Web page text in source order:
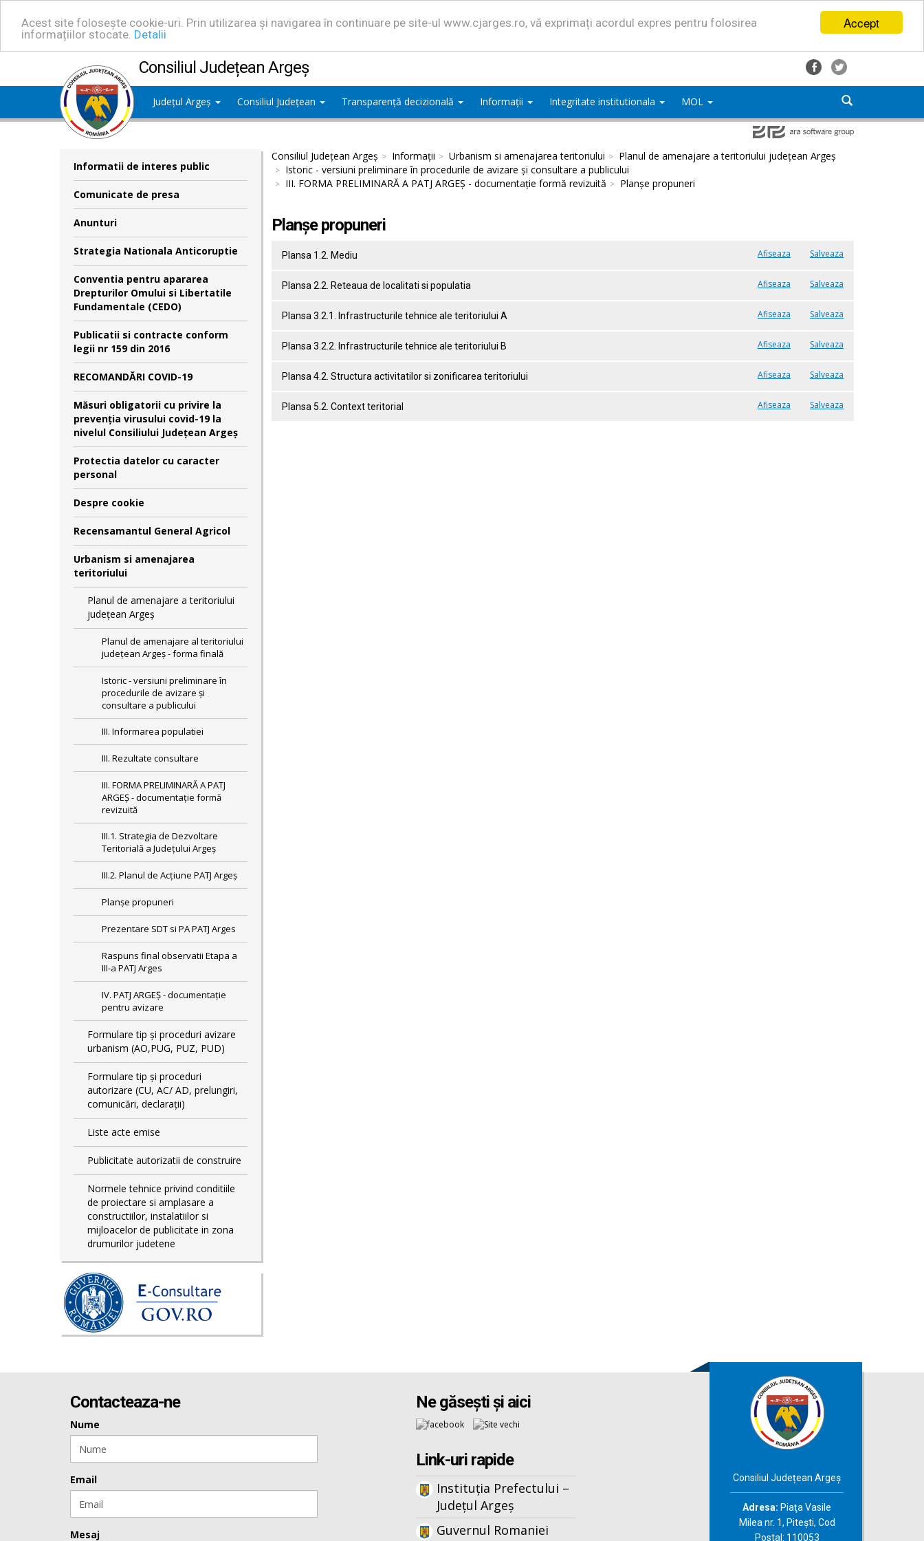
Accept
Acest site folosește cookie-uri. Prin utilizarea și navigarea în continuare pe site-ul www.cjarges.ro, vă exprimați acordul expres pentru folosirea
informațiilor stocate. Detalii
Consiliul Județean Argeș
Județul Argeș Consiliul Județean Transparență decizională Informații Integritate institutionala MOL
Informatii de interes public
Comunicate de presa
Anunturi
Strategia Nationala Anticoruptie
Conventia pentru apararea
Drepturilor Omului si Libertatile
Fundamentale (CEDO)
Publicatii si contracte conform
legii nr 159 din 2016
RECOMANDĂRI COVID-19
Măsuri obligatorii cu privire la
prevenția virusului covid-19 la
nivelul Consiliului Județean Argeș
Protectia datelor cu caracter
personal
Despre cookie
Recensamantul General Agricol
Urbanism si amenajarea
teritoriului
Planul de amenajare a teritoriului
județean Argeș
Planul de amenajare al teritoriului
județean Argeș - forma finală
Istoric - versiuni preliminare în
procedurile de avizare și
consultare a publicului
III. Informarea populatiei
III. Rezultate consultare
III. FORMA PRELIMINARĂ A PATJ
ARGEȘ - documentație formă
revizuită
III.1. Strategia de Dezvoltare
Teritorială a Judeţului Argeş
III.2. Planul de Acţiune PATJ Argeş
Planșe propuneri
Prezentare SDT si PA PATJ Arges
Raspuns final observatii Etapa a
III-a PATJ Arges
IV. PATJ ARGEȘ - documentație
pentru avizare
Formulare tip și proceduri avizare
urbanism (AO,PUG, PUZ, PUD)
Formulare tip și proceduri
autorizare (CU, AC/ AD, prelungiri,
comunicări, declarații)
Liste acte emise
Publicitate autorizatii de construire
Normele tehnice privind conditiile
de proiectare si amplasare a
constructiilor, instalatiilor si
mijloacelor de publicitate in zona
drumurilor judetene
Consiliul Județean Argeș Informații Urbanism si amenajarea teritoriului
Planul de amenajare a teritoriului județean Argeș
Istoric - versiuni preliminare în procedurile de avizare și consultare a publicului
III. FORMA PRELIMINARĂ A PATJ ARGEȘ - documentație formă revizuită
Planșe propuneri
Planșe propuneri
Plansa 1.2. Mediu Afiseaza Salveaza
Plansa 2.2. Reteaua de localitati si populatia Afiseaza Salveaza
Plansa 3.2.1. Infrastructurile tehnice ale teritoriului A Afiseaza Salveaza
Plansa 3.2.2. Infrastructurile tehnice ale teritoriului B Afiseaza Salveaza
Plansa 4.2. Structura activitatilor si zonificarea teritoriului Afiseaza Salveaza
Plansa 5.2. Context teritorial Afiseaza Salveaza
Contacteaza-ne
Nume
Email
Mesaj
Ne găsești și aici
Link-uri rapide
Instituția Prefectului –
Județul Argeș
Guvernul Romaniei
Consiliul Județean Argeș
Adresa: Piaţa Vasile
Milea nr. 1, Piteşti, Cod
Postal: 110053